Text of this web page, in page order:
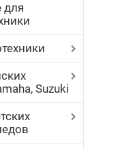
для
Suzuki